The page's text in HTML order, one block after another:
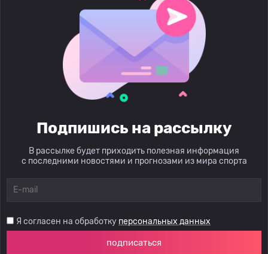
Подпишись на рассылку
В рассылке будет приходить полезная информация
с последними новостями и прогнозами из мира спорта
Я согласен на обработку персональных данных
подписаться